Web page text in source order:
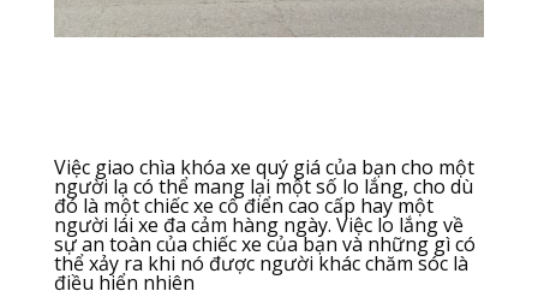
Việc giao chìa khóa xe quý giá của bạn cho một
người lạ có thể mang lại một số lo lắng, cho dù
đó là một chiếc xe cổ điển cao cấp hay một
người lái xe đa cảm hàng ngày. Việc lo lắng về
sự an toàn của chiếc xe của bạn và những gì có
thể xảy ra khi nó được người khác chăm sóc là
điều hiển nhiên